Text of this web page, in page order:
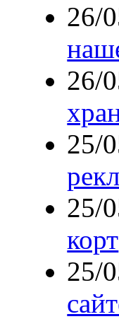
26/
26/
25/
25/
корт
25/